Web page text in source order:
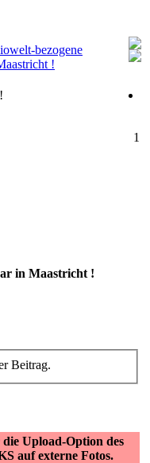
bezogene
!
1
in Maastricht !
Beitrag.
Upload-Option des
auf externe Fotos.